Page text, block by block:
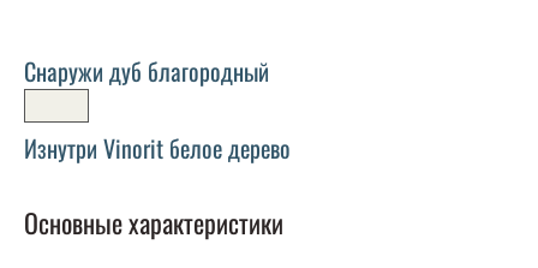
Снаружи дуб благородный
Изнутри Vinorit белое дерево
Основные характеристики